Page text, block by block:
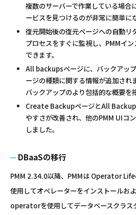
複数のサーバーで作業している場合
ービスを見つけるのが非常に簡単に
復元開始後の復元ページへの自動リ
プロセスをすぐに監視し、PMMイ
できます。
All backupsページに、バックアッ
ージの種類に関する情報が追加され
バックアップのより包括的な概要を
Create BackupページとAll
やすさが改善され、他のPMM UIコ
しました。
DBaaSの移行
PMM 2.34.0以降、PMMは Operator
使用してオペレーターをインストールお
operatorを使用してデータベースクラス